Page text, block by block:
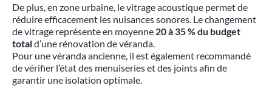
De plus, en zone urbaine, le vitrage acoustique permet de
réduire efficacement les nuisances sonores. Le changement
de vitrage représente en moyenne 20 à 35 % du budget
totald’une rénovation de véranda.
Pour une véranda ancienne, il est également recommandé
de vérifier l’état des menuiseries et des joints afin de
garantir une isolation optimale.